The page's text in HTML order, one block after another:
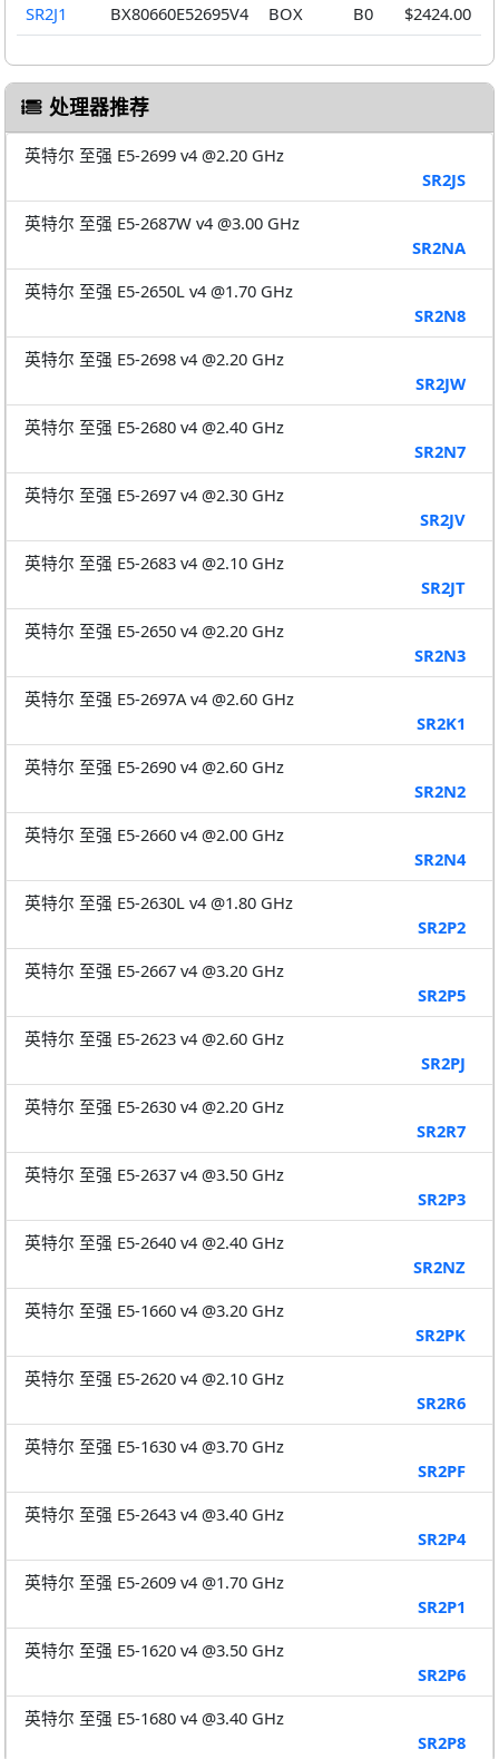
SR2J1 BX80660E52695V4 BOX B0 $2424.00
处理器推荐
英特尔 至强 E5-2699 v4 @2.20 GHz
SR2JS
英特尔 至强 E5-2687W v4 @3.00 GHz
SR2NA
英特尔 至强 E5-2650L v4 @1.70 GHz
SR2N8
英特尔 至强 E5-2698 v4 @2.20 GHz
SR2JW
英特尔 至强 E5-2680 v4 @2.40 GHz
SR2N7
英特尔 至强 E5-2697 v4 @2.30 GHz
SR2JV
英特尔 至强 E5-2683 v4 @2.10 GHz
SR2JT
英特尔 至强 E5-2650 v4 @2.20 GHz
SR2N3
英特尔 至强 E5-2697A v4 @2.60 GHz
SR2K1
英特尔 至强 E5-2690 v4 @2.60 GHz
SR2N2
英特尔 至强 E5-2660 v4 @2.00 GHz
SR2N4
英特尔 至强 E5-2630L v4 @1.80 GHz
SR2P2
英特尔 至强 E5-2667 v4 @3.20 GHz
SR2P5
英特尔 至强 E5-2623 v4 @2.60 GHz
SR2PJ
英特尔 至强 E5-2630 v4 @2.20 GHz
SR2R7
英特尔 至强 E5-2637 v4 @3.50 GHz
SR2P3
英特尔 至强 E5-2640 v4 @2.40 GHz
SR2NZ
英特尔 至强 E5-1660 v4 @3.20 GHz
SR2PK
英特尔 至强 E5-2620 v4 @2.10 GHz
SR2R6
英特尔 至强 E5-1630 v4 @3.70 GHz
SR2PF
英特尔 至强 E5-2643 v4 @3.40 GHz
SR2P4
英特尔 至强 E5-2609 v4 @1.70 GHz
SR2P1
英特尔 至强 E5-1620 v4 @3.50 GHz
SR2P6
英特尔 至强 E5-1680 v4 @3.40 GHz
SR2P8